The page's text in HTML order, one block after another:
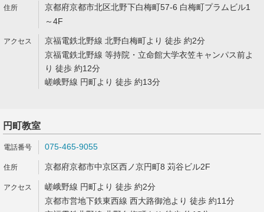
京都府京都市北区北野下白梅町57-6 白梅町プラムビル1
～4F
京福電鉄北野線 北野白梅町より 徒歩 約2分
京福電鉄北野線 等持院・立命館大学衣笠キャンパス前よ
り 徒歩 約12分
嵯峨野線 円町より 徒歩 約13分
円町教室
075-465-9055
京都府京都市中京区西ノ京円町8 苅谷ビル2F
嵯峨野線 円町より 徒歩 約2分
京都市営地下鉄東西線 西大路御池より 徒歩 約11分